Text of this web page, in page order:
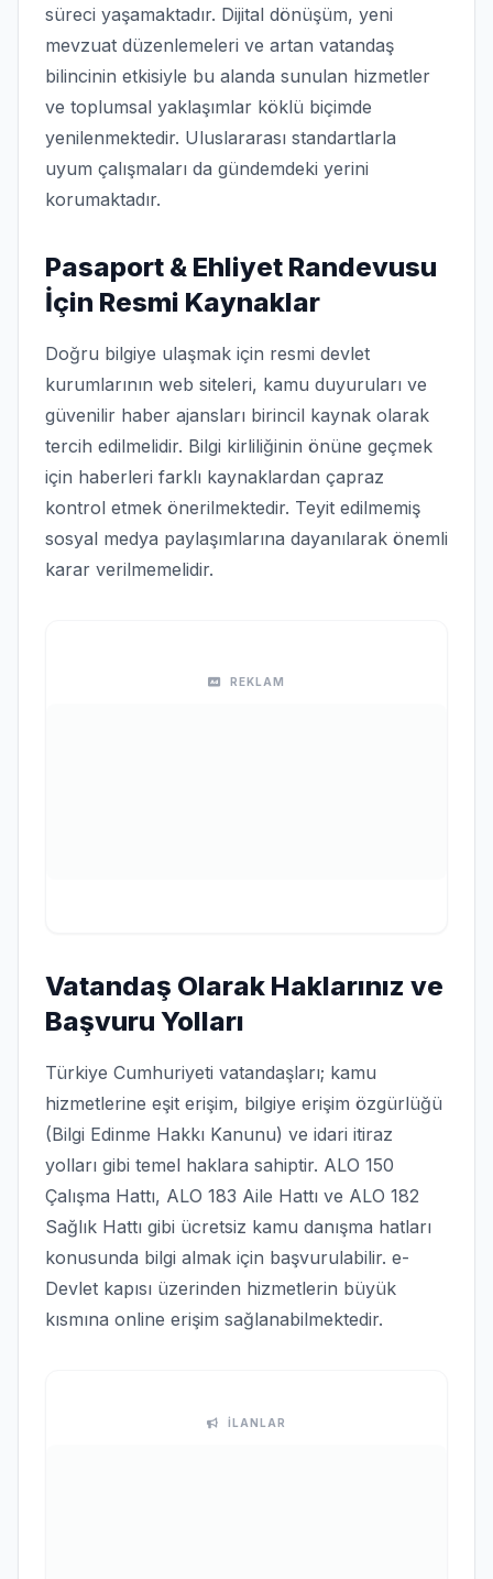
süreci yaşamaktadır. Dijital dönüşüm, yeni
mevzuat düzenlemeleri ve artan vatandaş
bilincinin etkisiyle bu alanda sunulan hizmetler
ve toplumsal yaklaşımlar köklü biçimde
yenilenmektedir. Uluslararası standartlarla
uyum çalışmaları da gündemdeki yerini
korumaktadır.
Pasaport & Ehliyet Randevusu
İçin Resmi Kaynaklar
Doğru bilgiye ulaşmak için resmi devlet
kurumlarının web siteleri, kamu duyuruları ve
güvenilir haber ajansları birincil kaynak olarak
tercih edilmelidir. Bilgi kirliliğinin önüne geçmek
için haberleri farklı kaynaklardan çapraz
kontrol etmek önerilmektedir. Teyit edilmemiş
sosyal medya paylaşımlarına dayanılarak önemli
karar verilmemelidir.
REKLAM
Vatandaş Olarak Haklarınız ve
Başvuru Yolları
Türkiye Cumhuriyeti vatandaşları; kamu
hizmetlerine eşit erişim, bilgiye erişim özgürlüğü
(Bilgi Edinme Hakkı Kanunu) ve idari itiraz
yolları gibi temel haklara sahiptir. ALO 150
Çalışma Hattı, ALO 183 Aile Hattı ve ALO 182
Sağlık Hattı gibi ücretsiz kamu danışma hatları
konusunda bilgi almak için başvurulabilir. e-
Devlet kapısı üzerinden hizmetlerin büyük
kısmına online erişim sağlanabilmektedir.
İLANLAR